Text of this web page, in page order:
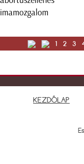
1 2 3
KEZDŐLAP